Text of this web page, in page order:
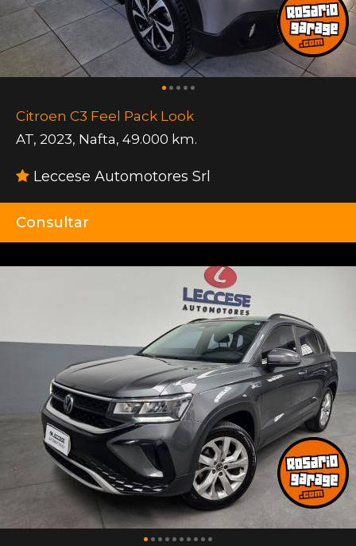
Citroen C3 Feel Pack Look
AT, 2023, Nafta, 49.000 km.
Leccese Automotores Srl
Consultar